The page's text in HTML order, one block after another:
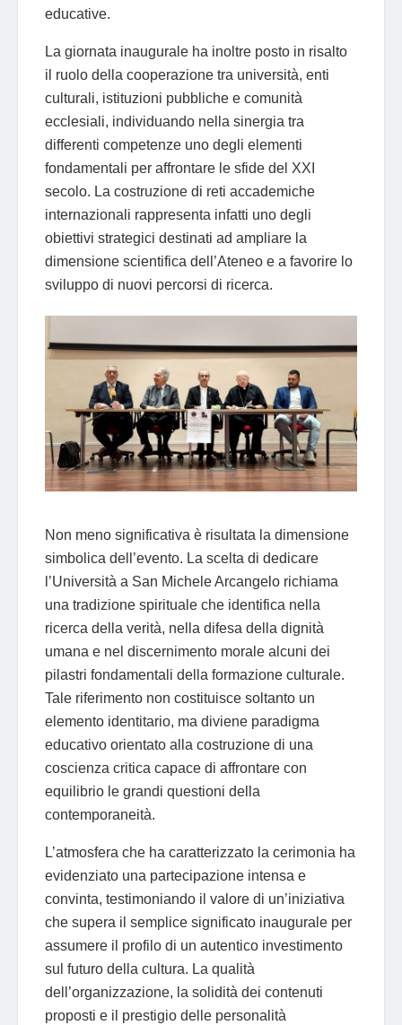
educative.
La giornata inaugurale ha inoltre posto in risalto
il ruolo della cooperazione tra università, enti
culturali, istituzioni pubbliche e comunità
ecclesiali, individuando nella sinergia tra
differenti competenze uno degli elementi
fondamentali per affrontare le sfide del XXI
secolo. La costruzione di reti accademiche
internazionali rappresenta infatti uno degli
obiettivi strategici destinati ad ampliare la
dimensione scientifica dell’Ateneo e a favorire lo
sviluppo di nuovi percorsi di ricerca.
Non meno significativa è risultata la dimensione
simbolica dell’evento. La scelta di dedicare
l’Università a San Michele Arcangelo richiama
una tradizione spirituale che identifica nella
ricerca della verità, nella difesa della dignità
umana e nel discernimento morale alcuni dei
pilastri fondamentali della formazione culturale.
Tale riferimento non costituisce soltanto un
elemento identitario, ma diviene paradigma
educativo orientato alla costruzione di una
coscienza critica capace di affrontare con
equilibrio le grandi questioni della
contemporaneità.
L’atmosfera che ha caratterizzato la cerimonia ha
evidenziato una partecipazione intensa e
convinta, testimoniando il valore di un’iniziativa
che supera il semplice significato inaugurale per
assumere il profilo di un autentico investimento
sul futuro della cultura. La qualità
dell’organizzazione, la solidità dei contenuti
proposti e il prestigio delle personalità